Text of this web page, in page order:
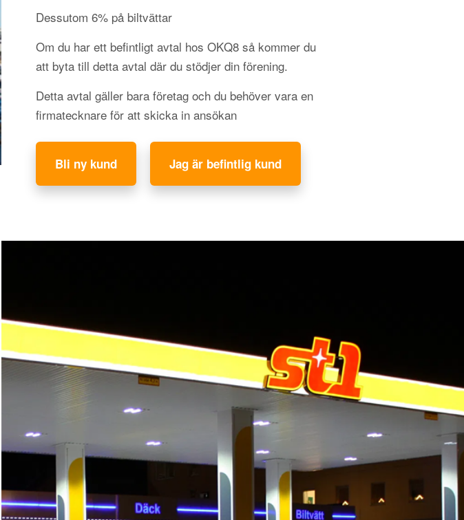
Dessutom 6% på biltvättar
Om du har ett befintligt avtal hos OKQ8 så kommer du
att byta till detta avtal där du stödjer din förening.
Detta avtal gäller bara företag och du behöver vara en
firmatecknare för att skicka in ansökan
Bli ny kund Jag är befintlig kund